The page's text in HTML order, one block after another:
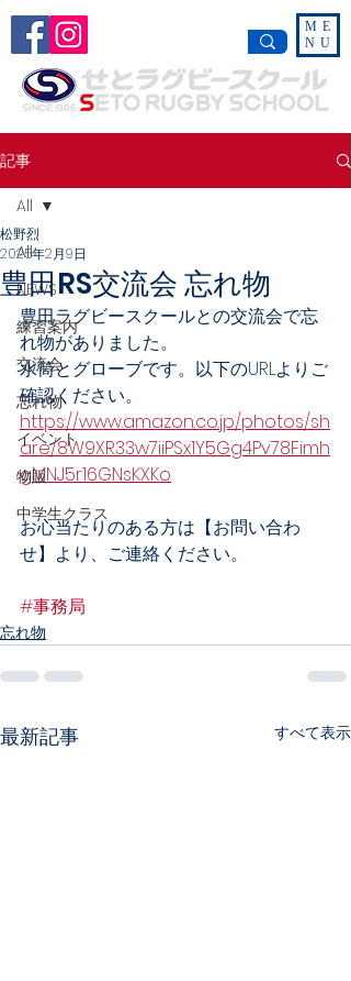
ME
NU
記事
All
NEWS
練習案内
交流会
忘れ物
イベント
物販
中学生クラス
All
豊田RS交流会 忘れ物
松野烈
2025年2月9日
豊田ラグビースクールとの交流会で忘
れ物がありました。
水筒とグローブです。以下のURLよりご
確認ください。
https://www.amazon.co.jp/photos/sh
are/8W9XR33w7iiPSx1Y5Gg4Pv78Fimh
gMNJ5r16GNsKXKo
お心当たりのある方は【お問い合わ
せ】より、ご連絡ください。
#事務局
忘れ物
最新記事 すべて表示